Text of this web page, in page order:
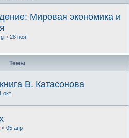
Мировая экономика и
« 28 ноя
Темы
В. Катасонова
окт
« 05 апр